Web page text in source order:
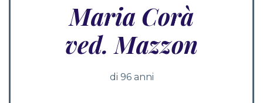
Maria Corà
ved. Mazzon
di 96 anni